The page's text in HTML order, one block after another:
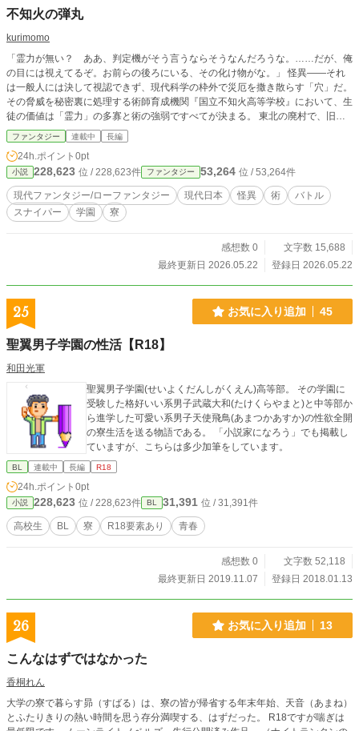
不知火の弾丸
kurimomo
「霊力が無い？ ああ、判定機がそう言うならそうなんだろうな。……だが、俺
の目には視えてるぞ。お前らの後ろにいる、その化け物がな。」 怪異――それ
は一般人には決して視認できず、現代科学の枠外で災厄を撒き散らす「穴」だ。
その脅威を秘密裏に処理する術師育成機関『国立不知火高等学校』において、生
徒の価値は「霊力」の多寡と術の強弱ですべてが決まる。 東北の廃村で、旧式
ライフルを手に人知れず怪異を狩り続けてきた少年、成瀬。 彼の霊力値は「ゼ
ロ」。測定器さえ反応しないはずの無能――。 だが、その右目だけは、名家の
神童さえ見落とす怪異の「核」を、異常な精度で捉えていた。 最悪の教官・九
条にその異質さを見出され、成瀬は「実戦の東北校」へと放り込まれる。 待ち
受けるのは、選民意識の塊であるエリートたちと、血生臭い寮生活。「術」を誇
る彼らが絶望に呑まれる時、少年は静かに眼鏡を外し、右目を開く。 火花も、
詠唱も、奇跡もない。 放たれた一粒の鉛が、音もなく世界の理を撃ち抜く。
ファンタジー 連載中 長編
24h.ポイント 0pt
小説 228,623 位 / 228,623件 ファンタジー 53,264 位 / 53,264件
現代ファンタジー/ローファンタジー 現代日本 怪異 術
バトル
スナイパー
学園 寮
感想数 0
文字数 15,688
最終更新日 2026.05.22
登録日 2026.05.22
25 お気に入り追加 45
聖翼男子学園の性活【R18】
和田光軍
聖翼男子学園(せいよくだんしがくえん)高等部。 その学園に
受験した格好いい系男子武蔵大和(たけくらやまと)と中等部か
ら進学した可愛い系男子天使飛鳥(あまつかあすか)の性欲全開
の寮生活を送る物語である。 「小説家になろう」でも掲載し
ていますが、こちらは多少加筆をしています。
BL 連載中 長編 R18
24h.ポイント 0pt
小説 228,623 位 / 228,623件 BL 31,391 位 / 31,391件
高校生 BL 寮 R18要素あり 青春
感想数 0
文字数 52,118
最終更新日 2019.11.07
登録日 2018.01.13
26 お気に入り追加 13
こんなはずではなかった
香桐れん
大学の寮で暮らす昴（すばる）は、寮の皆が帰省する年末年始、天音（あまね）
とふたりきりの熱い時間を思う存分満喫する、はずだった。 R18ですが喘ぎは